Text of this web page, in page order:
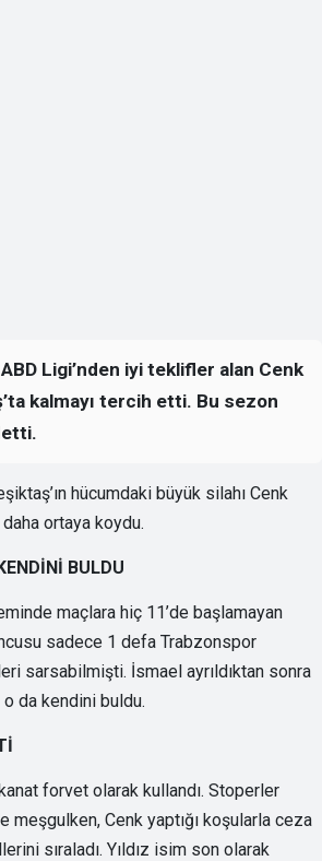
Ligi’nden iyi teklifler alan Cenk
kalmayı tercih etti. Bu sezon
hücumdaki büyük silahı Cenk
ortaya koydu.
BULDU
maçlara hiç 11’de başlamayan
sadece 1 defa Trabzonspor
sarsabilmişti. İsmael ayrıldıktan sonra
da kendini buldu.
forvet olarak kullandı. Stoperler
meşgulken, Cenk yaptığı koşularla ceza
sıraladı. Yıldız isim son olarak